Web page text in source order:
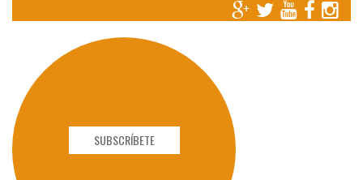
SUBSCRÍBETE